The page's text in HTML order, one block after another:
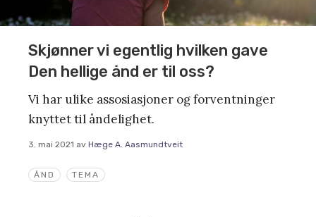
ÅND TEMA
Skjønner vi egentlig hvilken gave
Den hellige ånd er til oss?
Vi har ulike assosiasjoner og forventninger
knyttet til åndelighet.
3. mai 2021 av Hæge A. Aasmundtveit